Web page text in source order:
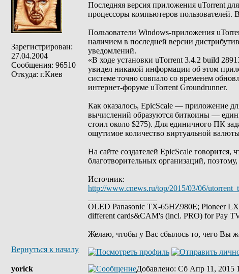
Зарегистрирован:
27.04.2004
Сообщения: 96510
Откуда: г.Киев
Последняя версия приложения uTorrent
процессоры компьютеров пользователей.
Пользователи Windows-приложения
наличием в последней версии
уведомлений.
«В ходе установки uTorrent 3.4.2 build
увидел никакой информации об этом
системе точно совпало со временем
интернет-форуме uTorrent Groundrunner.
Как оказалось, EpicScale — приложение
вычислений образуются биткоины —
стоил около $275). Для единичного ПК
ощутимое количество виртуальной
На сайте создателей EpicScale
благотворительных организаций,
Источник:
http://www.cnews.ru/top/2015/03/06/
OLED Panasonic TX-65HZ980E; Pioneer
different cards&CAM's (incl. PRO) for Pay
Желаю, чтобы у Вас сбылось то, чего Вы
Вернуться к началу
yorick
Добавлено: Сб Апр 11, 2015